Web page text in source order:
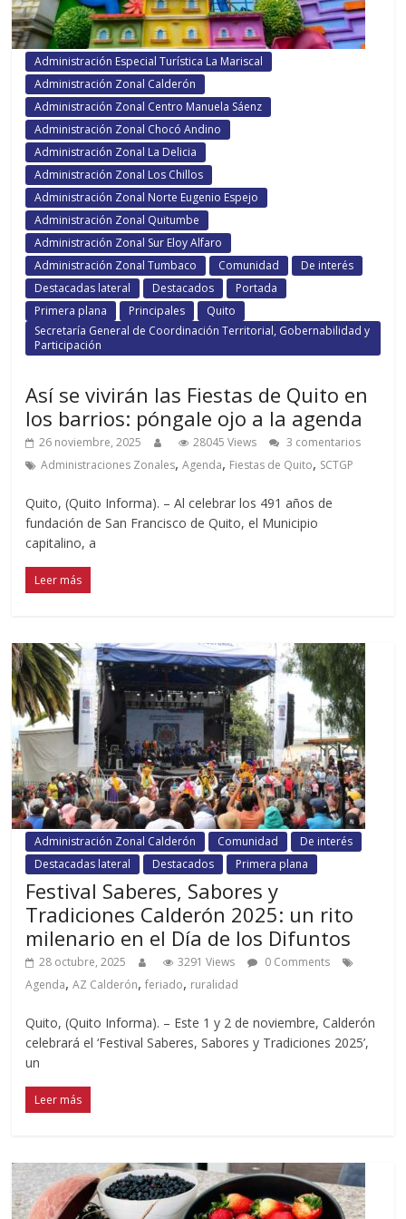
Administración Especial Turística La Mariscal
Administración Zonal Calderón
Administración Zonal Centro Manuela Sáenz
Administración Zonal Chocó Andino
Administración Zonal La Delicia
Administración Zonal Los Chillos
Administración Zonal Norte Eugenio Espejo
Administración Zonal Quitumbe
Administración Zonal Sur Eloy Alfaro
Administración Zonal Tumbaco
Comunidad
De interés
Destacadas lateral
Destacados
Portada
Primera plana
Principales
Quito
Secretaría General de Coordinación Territorial, Gobernabilidad y
Participación
Así se vivirán las Fiestas de Quito en
los barrios: póngale ojo a la agenda
26 noviembre, 2025 28045 Views
3 comentarios
Administraciones Zonales,Agenda, Fiestas de Quito, SCTGP
Quito, (Quito Informa). – Al celebrar los 491 años de
fundación de San Francisco de Quito, el Municipio
capitalino, a
Leer más
Administración Zonal Calderón Comunidad
De interés
Destacadas lateral
Destacados Primera plana
Festival Saberes, Sabores y
Tradiciones Calderón 2025: un rito
milenario en el Día de los Difuntos
28 octubre, 2025 3291 Views
0 Comments
Agenda,AZ Calderón,feriado, ruralidad
Quito, (Quito Informa). – Este 1 y 2 de noviembre, Calderón
celebrará el ‘Festival Saberes, Sabores y Tradiciones 2025’,
un
Leer más